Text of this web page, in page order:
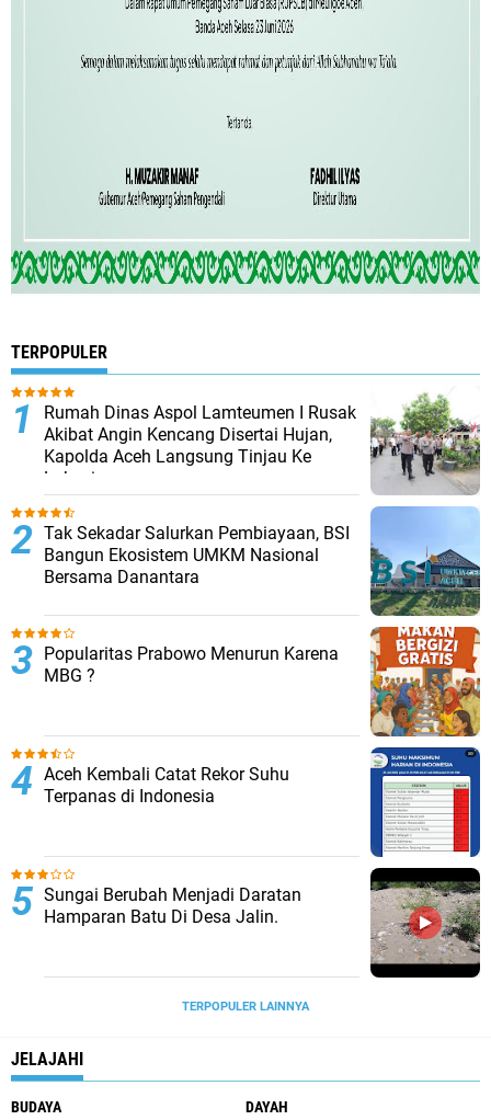
TERPOPULER
Rumah Dinas Aspol Lamteumen I Rusak
Akibat Angin Kencang Disertai Hujan,
Kapolda Aceh Langsung Tinjau Ke
Lokasi
Tak Sekadar Salurkan Pembiayaan, BSI
Bangun Ekosistem UMKM Nasional
Bersama Danantara
Popularitas Prabowo Menurun Karena
MBG ?
Aceh Kembali Catat Rekor Suhu
Terpanas di Indonesia
Sungai Berubah Menjadi Daratan
Hamparan Batu Di Desa Jalin.
TERPOPULER LAINNYA
JELAJAHI
BUDAYA DAYAH